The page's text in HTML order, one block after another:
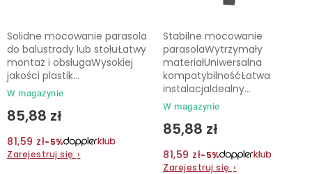
Markowane marki
Korzyści klubu
O nas
Kontakt
u
k
t
ó
w
W magazynie
85,88 zł
81,59 zł−5%
Zarejestruj się ›
Solidne mocowanie parasola
do balustrady lub stołuŁatwy
montaż i obsługaWysokiej
jakości plastik...
W magazynie
85,88 zł
81,59 zł−5%
Zarejestruj się ›
Stabilne mocowanie
parasolaWytrzymały
materiałUniwersalna
kompatybilnośćŁatwa
instalacjaIdealny...